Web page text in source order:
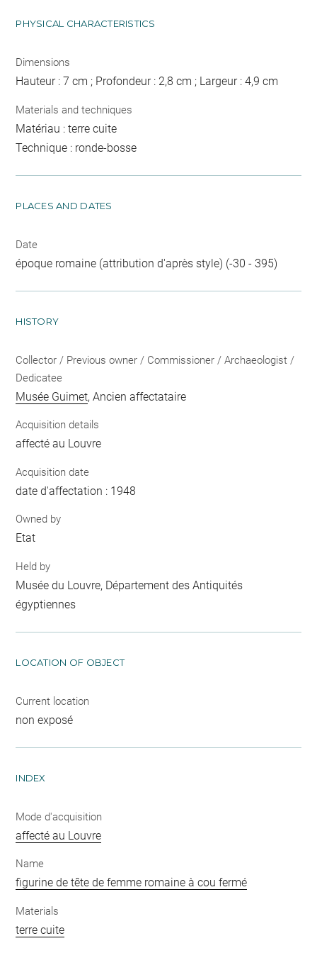
PHYSICAL CHARACTERISTICS
Dimensions
Hauteur : 7 cm ; Profondeur : 2,8 cm ; Largeur : 4,9 cm
Materials and techniques
Matériau : terre cuite
Technique : ronde-bosse
PLACES AND DATES
Date
époque romaine (attribution d'après style) (-30 - 395)
HISTORY
Collector / Previous owner / Commissioner / Archaeologist /
Dedicatee
Musée Guimet, Ancien affectataire
Acquisition details
affecté au Louvre
Acquisition date
date d'affectation : 1948
Owned by
Etat
Held by
Musée du Louvre, Département des Antiquités
égyptiennes
LOCATION OF OBJECT
Current location
non exposé
INDEX
Mode d'acquisition
affecté au Louvre
Name
figurine de tête de femme romaine à cou fermé
Materials
terre cuite